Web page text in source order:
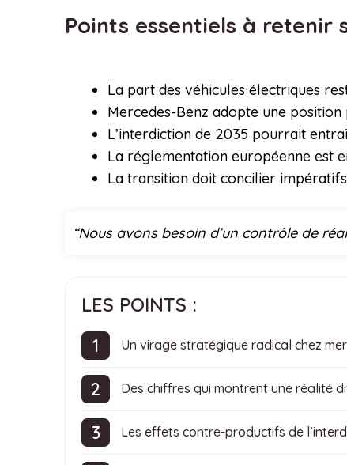
Points essentiels à retenir
La part des véhicules électriques
Mercedes-Benz adopte une
L’interdiction de 2035 pourrait
La réglementation européenne est
La transition doit concilier
“Nous avons besoin d’un contrôle de
LES POINTS :
Un virage stratégique radical chez
Des chiffres qui montrent une réalité
Les effets contre-productifs de